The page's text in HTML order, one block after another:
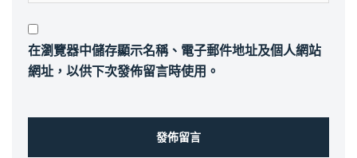
在瀏覽器中儲存顯示名稱、電子郵件地址及個人網站
網址，以供下次發佈留言時使用。